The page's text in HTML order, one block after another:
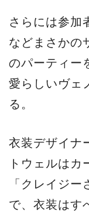
さらには参加
などまさかの
のパーティー
愛らしいヴェ
る。
衣装デザイナ
トウェルはカ
「クレイジ
で、衣装はす